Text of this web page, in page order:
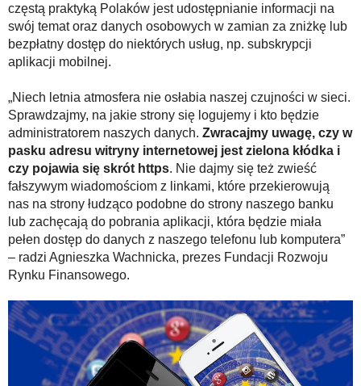
częstą praktyką Polaków jest udostępnianie informacji na
swój temat oraz danych osobowych w zamian za zniżkę lub
bezpłatny dostęp do niektórych usług, np. subskrypcji
aplikacji mobilnej.
„Niech letnia atmosfera nie osłabia naszej czujności w sieci.
Sprawdzajmy, na jakie strony się logujemy i kto będzie
administratorem naszych danych. Zwracajmy uwagę, czy w
pasku adresu witryny internetowej jest zielona kłódka i
czy pojawia się skrót https. Nie dajmy się też zwieść
fałszywym wiadomościom z linkami, które przekierowują
nas na strony łudząco podobne do strony naszego banku
lub zachęcają do pobrania aplikacji, która będzie miała
pełen dostęp do danych z naszego telefonu lub komputera”
– radzi Agnieszka Wachnicka, prezes Fundacji Rozwoju
Rynku Finansowego.